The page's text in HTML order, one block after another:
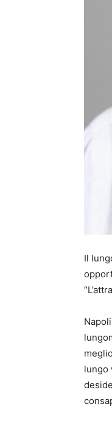
Il
lungo